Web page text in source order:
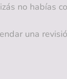
no habías
una